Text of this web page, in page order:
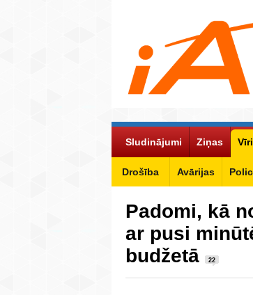
Sludinājumi Ziņas
Drošība Avārijas
Padomi, kā
ar pusi
budžetā
22